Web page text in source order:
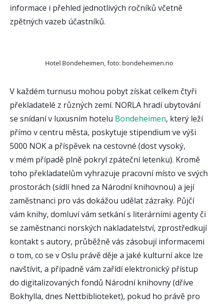
informace i přehled jednotlivých ročníků včetně
zpětných vazeb účastníků.
Hotel Bondeheimen, foto: bondeheimen.no
V každém turnusu mohou pobyt získat celkem čtyři
překladatelé z různých zemí. NORLA hradí ubytování
se snídaní v luxusním hotelu Bondeheimen, který leží
přímo v centru města, poskytuje stipendium ve výši
5000 NOK a příspěvek na cestovné (dost vysoký,
v mém případě plně pokryl zpáteční letenku). Kromě
toho překladatelům vyhrazuje pracovní místo ve svých
prostorách (sídlí hned za Národní knihovnou) a její
zaměstnanci pro vás dokážou udělat zázraky. Půjčí
vám knihy, domluví vám setkání s literárními agenty či
se zaměstnanci norských nakladatelství, zprostředkují
kontakt s autory, průběžně vás zásobují informacemi
o tom, co se v Oslu právě děje a jaké kulturní akce lze
navštívit, a případně vám zařídí elektronický přístup
do digitalizovaných fondů Národní knihovny (dříve
Bokhylla, dnes Nettbiblioteket), pokud ho právě pro